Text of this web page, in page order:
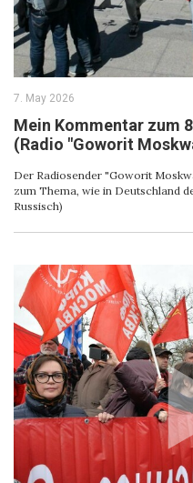
7. May 2026
Mein Kommentar zum
(Radio "Goworit
Der Radiosender "Goworit
zum Thema, wie in Deutschland
Russisch)